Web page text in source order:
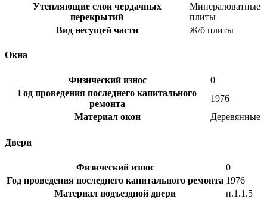
Утепляющие слои чердачных
перекрытий
Минераловатные
плиты
Вид несущей части
Ж/б плиты
Окна
Физический износ
0
Год проведения последнего капитального
ремонта
1976
Материал окон
Деревянные
Двери
Физический износ
0
Год проведения последнего капитального ремонта 1976
Материал подъездной двери
п.1.1.5